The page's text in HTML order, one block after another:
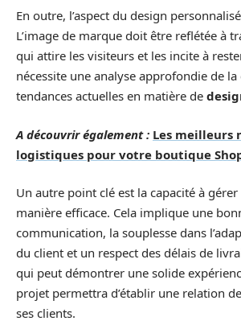
En outre, l’aspect du design
L’image de marque doit être reflétée à
qui attire les visiteurs et les incite à
nécessite une analyse approfondie de la
tendances actuelles en matière de
A découvrir également : Les meilleurs
logistiques pour votre boutique
Un autre point clé est la capacité à
manière efficace. Cela implique une
communication, la souplesse dans
du client et un respect des délais de
qui peut démontrer une solide
projet permettra d’établir une relation
ses clients.